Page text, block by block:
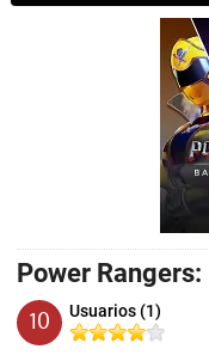
Power
10 Usuarios (1)